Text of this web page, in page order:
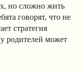
но сложно жить
говорят, что не
стратегия
родителей может